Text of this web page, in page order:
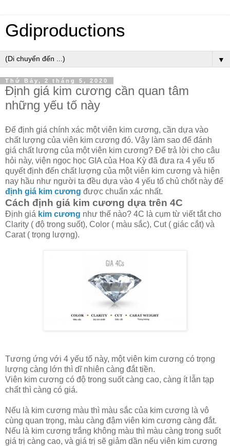
Gdiproductions
▼
Thứ Bảy, 2 tháng 5, 2020
Định giá kim cương cần quan tâm
những yếu tố này
Để định giá chính xác một viên kim cương, cần dựa vào
chất lượng của viên kim cương đó. Vậy làm sao để đánh
giá chất lượng của một viên kim cương? Để trả lời cho câu
hỏi này, viện ngọc học GIA của Hoa Kỳ đã đưa ra 4 yếu tố
quyết định đến chất lượng của một viên kim cương và hiện
nay hầu như người ta đều dựa vào 4 yếu tố chủ chốt này để
định giá kim cương được chuẩn xác nhất.
Cách định giá kim cương dựa trên 4C
Định giá kim cương như thế nào? 4C là cụm từ viết tắt cho
Clarity ( độ trong suốt), Color ( màu sắc), Cut ( giác cắt) và
Carat ( trọng lượng).
Tương ứng với 4 yếu tố này, một viên kim cương có trọng
lượng càng lớn thì dĩ nhiên càng đắt tiền.
Viên kim cương có độ trong suốt càng cao, càng ít lẫn tạp
chất thì càng có giá.
Nếu là kim cương màu thì màu sắc của kim cương là vô
cùng quan trọng, màu càng đậm viên kim cương càng đắt.
Nếu là kim cương trắng không màu thì màu càng trong suốt
giá trị càng cao, và giá trị sẽ giảm dần nếu viên kim cương